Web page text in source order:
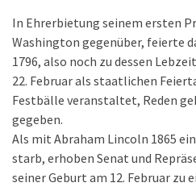
In Ehrerbietung seinem ersten
Washington gegenüber, feierte
1796, also noch zu dessen
22. Februar als staatlichen
Festbälle veranstaltet, Reden
gegeben.
Als mit Abraham Lincoln 1865
starb, erhoben Senat und
seiner Geburt am 12. Februar zu